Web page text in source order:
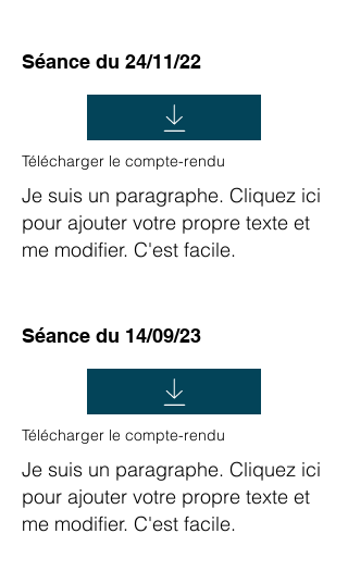
Séance du 24/11/22
Télécharger le compte-rendu
Je suis un paragraphe. Cliquez ici
pour ajouter votre propre texte et
me modifier. C'est facile.
Séance du 14/09/23
Télécharger le compte-rendu
Je suis un paragraphe. Cliquez ici
pour ajouter votre propre texte et
me modifier. C'est facile.